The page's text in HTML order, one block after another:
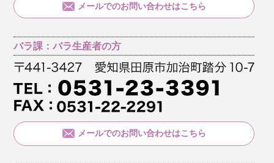
メールでのお問い合わせはこちら
バラ課：バラ生産者の方
メールでのお問い合わせはこちら